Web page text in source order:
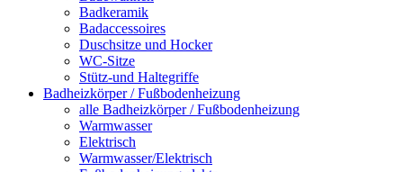
Badkeramik
Badaccessoires
Duschsitze und Hocker
WC-Sitze
Stütz-und Haltegriffe
Badheizkörper / Fußbodenheizung
alle Badheizkörper / Fußbodenheizung
Warmwasser
Elektrisch
Warmwasser/Elektrisch